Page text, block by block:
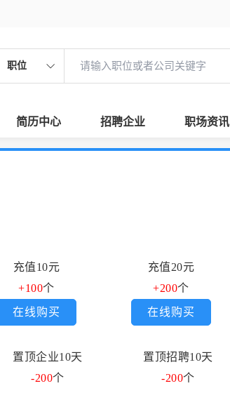
职位
简历中心 招聘企业 职场资讯
充值10元
+100个
在线购买
充值20元
+200个
在线购买
置顶企业10天 置顶招聘10天
-200个 -200个